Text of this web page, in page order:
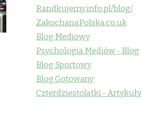
Randkujemy.info.pl/blog/
ZakochanaPolska.co.uk
Blog Mediowy
Psychologia Mediów - Blog
Blog Sportowy
Blog Gotowany
Czterdziestolatki - Artykuły